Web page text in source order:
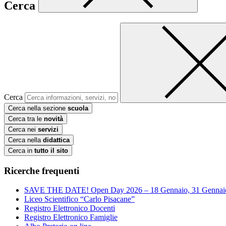
Cerca
Cerca
Cerca nella sezione scuola
Cerca tra le novità
Cerca nei servizi
Cerca nella didattica
Cerca in tutto il sito
Ricerche frequenti
SAVE THE DATE! Open Day 2026 – 18 Gennaio, 31
Liceo Scientifico “Carlo Pisacane”
Registro Elettronico Docenti
Registro Elettronico Famiglie